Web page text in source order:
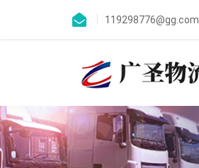
119298776@gg.com